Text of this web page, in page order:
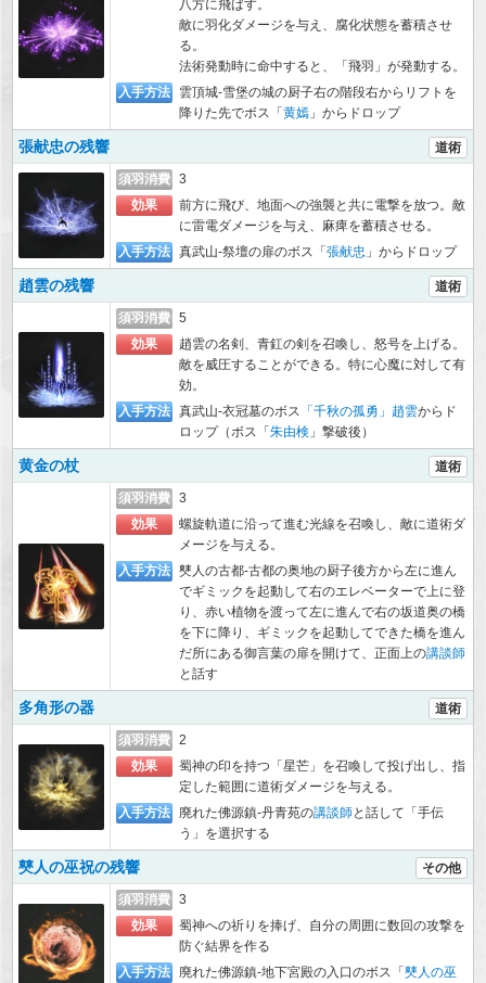
八方に飛ばす。
敵に羽化ダメージを与え、腐化状態を蓄積させ
る。
法術発動時に命中すると、「飛羽」が発動する。
入手方法
雲頂城-雪堡の城の厨子右の階段右からリフトを
降りた先でボス「黄嫣 」からドロップ
張献忠の残響 道術
須羽消費 3
効果
前方に飛び、地面への強襲と共に電撃を放つ。敵
に雷電ダメージを与え、麻痺を蓄積させる。
入手方法 真武山-祭壇の扉のボス「張献忠 」からドロップ
趙雲の残響 道術
須羽消費 5
効果
趙雲の名剣、青釭の剣を召喚し、怒号を上げる。
敵を威圧することができる。特に心魔に対して有
効。
入手方法 真武山-衣冠墓のボス 「千秋の孤勇」趙雲からド
ロップ（ボス「朱由検 」撃破後）
黄金の杖 道術
須羽消費 3
効果
螺旋軌道に沿って進む光線を召喚し、敵に道術ダ
メージを与える。
入手方法 僰人の古都-古都の奥地の厨子後方から左に進ん
でギミックを起動して右のエレベーターで上に登
り、赤い植物を渡って左に進んで右の坂道奥の橋
を下に降り、ギミックを起動してできた橋を進ん
だ所にある御言葉の扉を開けて、正面上の講談師
と話す
多角形の器 道術
須羽消費 2
効果
蜀神の印を持つ「星芒」を召喚して投げ出し、指
定した範囲に道術ダメージを与える。
入手方法
廃れた佛源鎮-丹青苑の講談師と話して「手伝
う」を選択する
僰人の巫祝の残響 その他
須羽消費 3
効果
蜀神への祈りを捧げ、自分の周囲に数回の攻撃を
防ぐ結界を作る
入手方法
廃れた佛源鎮-地下宮殿の入口のボス「僰人の巫